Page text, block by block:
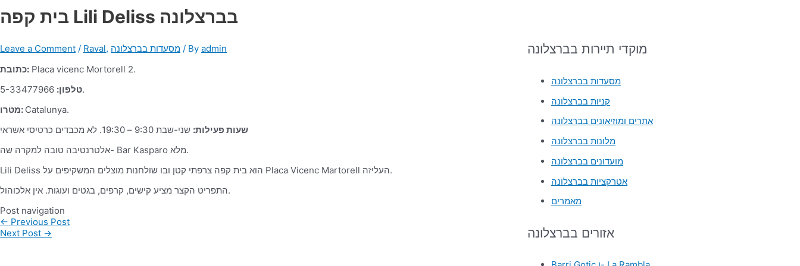
בית קפה Lili Deliss בברצלונה
Leave a Comment / Raval, מסעדות בברצלונה / By admin
כתובת: Placa vicenc Mortorell 2.
טלפון:5-33477966.
מטרו: Catalunya.
שעות פעילות: שני-שבת 9:30 – 19:30. לא מכבדים כרטיסי אשראי
אלטרנטיבה טובה למקרה שה- Bar Kasparo מלא.
Lili Deliss הוא בית קפה צרפתי קטן ובו שולחנות מוצלים המשקיפים על Placa Vicenc Martorell העליזה.
התפריט הקצר מציע קישים, קרפים, בגטים ועוגות. אין אלכוהול.
Post navigation
← Previous Post
Next Post →
מוקדי תיירות בברצלונה
מסעדות בברצלונה
קניות בברצלונה
אתרים ומוזיאונים בברצלונה
מלונות בברצלונה
מועדונים בברצלונה
אטרקציות בברצלונה
מאמרים
אזורים בברצלונה